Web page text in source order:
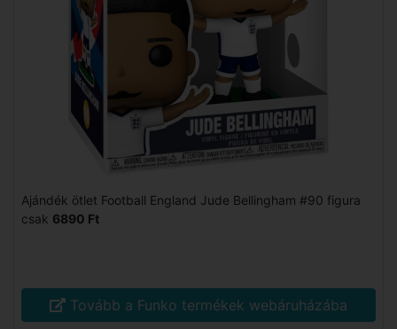
Ajándék ötlet Football England Jude Bellingham #90 figura
csak 6890 Ft
Tovább a Funko termékek webáruházába